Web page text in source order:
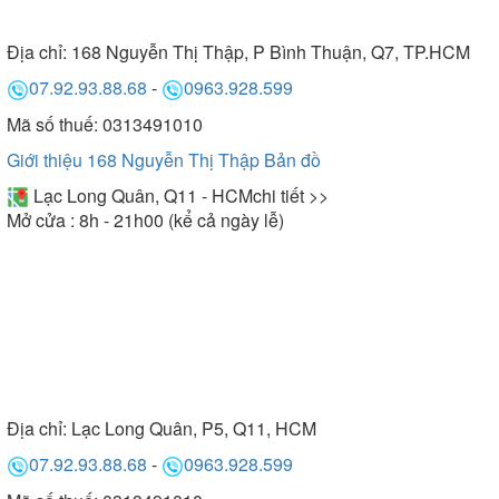
năm.
Liên hệ ngay với Bếp Nam Anh qua hotline
09771.09773 để được hỗ trợ nhanh nhất hoặc đến
trực tiếp showroom để được trải nghiệm thực tế sản
phẩm.
Địa chỉ: 168 Nguyễn Thị Thập, P Bình Thuận, Q7, TP.HCM
07.92.93.88.68 -
0963.928.599
Mã số thuế: 0313491010
Giới thiệu 168 Nguyễn Thị Thập Bản đồ
Lạc Long Quân, Q11 - HCMchi tiết >>
Mở cửa : 8h - 21h00 (kể cả ngày lễ)
Địa chỉ: Lạc Long Quân, P5, Q11, HCM
07.92.93.88.68 -
0963.928.599